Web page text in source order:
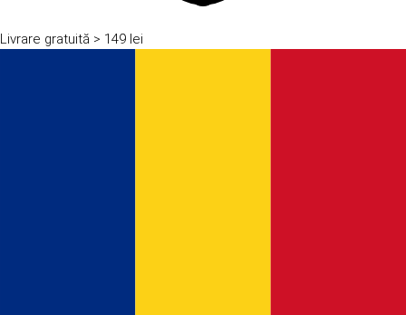
Livrare gratuită > 149 lei